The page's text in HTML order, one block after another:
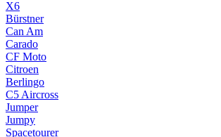
X6
Bürstner
Can Am
Carado
CF Moto
Citroen
Berlingo
C5 Aircross
Jumper
Jumpy
Spacetourer